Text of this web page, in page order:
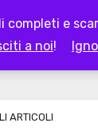
completi e
a noi!
ARTICOLI